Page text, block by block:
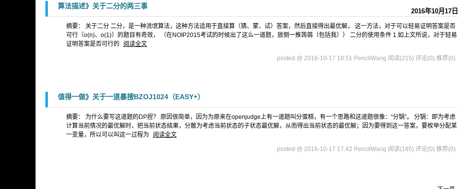
2016年10月17日
算法描述》关于二分的两三事
摘要： 关于二分 二分，是一种流氓算法，这种方法适用于直接算（猜、蒙、试）答案，然后直接得出最优解， 这一方法，对于可以轻易证明答案是否
可行（o(n)、o(1)）的题目有奇效， （在NOIP2015考试的时候出了这么一道题，放倒一推蒟蒻（包括我）） 二分的使用条件 1.如上文所说，对于轻易
证明答案是否可行的
阅读全文
posted @ 2016-10-17 18:51 PencilWang 阅读(215) 评论(0) 推荐(0)
值得一做》关于一道暴搜BZOJ1024（EASY+）
摘要： 为什么要写这道题的DP捏？ 原因很简单，因为为原来在openjudge上有一道题叫分蛋糕，有一个思路和这道题很像：“分锅”。 分锅：即为考虑
计算当前情况的最优解时，把当前状态结果，分散为考虑当前状态的子状态最优解，从而得出当前状态的最优解；因为要得到这一答案，要枚举分配某
一变量，所以可以叫这一过程为
阅读全文
posted @ 2016-10-17 17:42 PencilWang 阅读(185) 评论(0) 推荐(0)